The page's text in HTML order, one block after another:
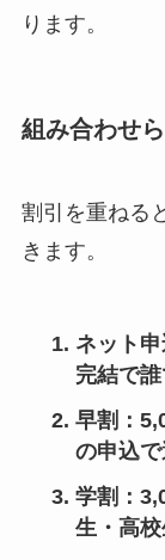
ります。
組み合わせ
割引を重ねる
きます。
ネット申
完結で誰
早割 ：
の申込で
学割 ：
生・高校